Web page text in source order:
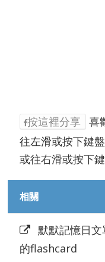
按這裡分享
喜
往左滑或按下鍵
或往右滑或按下
相關
默默記憶日
的flashcard